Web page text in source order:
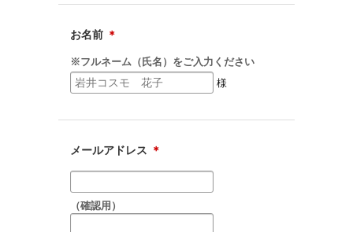
お名前 ＊
※フルネーム（氏名）をご入力ください
様
メールアドレス ＊
（確認用）